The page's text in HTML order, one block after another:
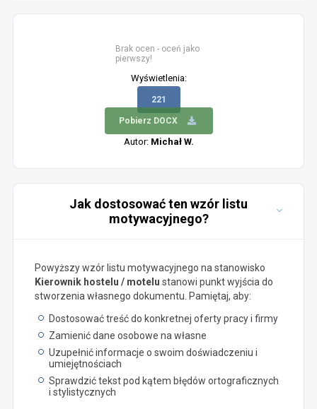
Brak ocen - oceń jako
pierwszy!
Wyświetlenia:
221
Pobierz DOCX
Autor: Michał W.
Jak dostosować ten wzór listu
motywacyjnego?
Powyższy wzór listu motywacyjnego na stanowisko
Kierownik hostelu / motelu stanowi punkt wyjścia do
stworzenia własnego dokumentu. Pamiętaj, aby:
Dostosować treść do konkretnej oferty pracy i firmy
Zamienić dane osobowe na własne
Uzupełnić informacje o swoim doświadczeniu i
umiejętnościach
Sprawdzić tekst pod kątem błędów ortograficznych
i stylistycznych